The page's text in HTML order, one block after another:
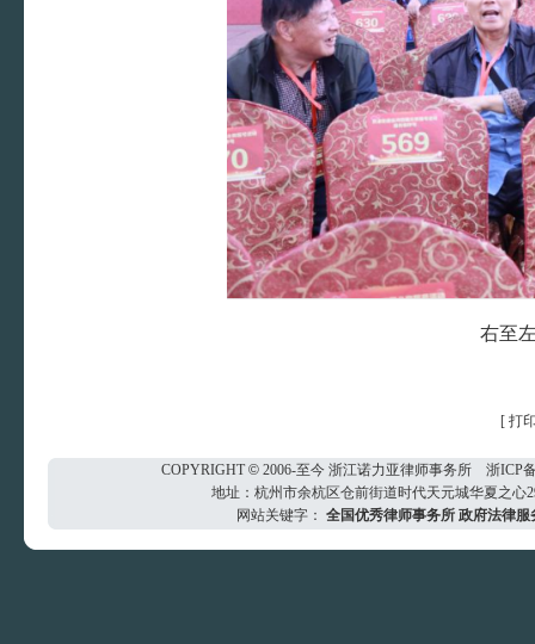
右至
[ 打
COPYRIGHT© 2006-至今 浙江诺力亚律师事务所
浙ICP
地址：杭州市余杭区仓前街道时代天元城华夏之心
网站关键字： 全国优秀律师事务所 政府法律服